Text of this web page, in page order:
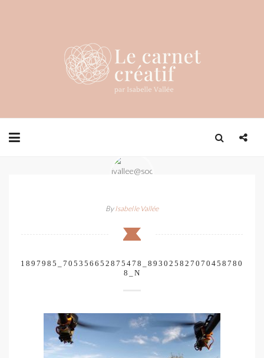
ByIsabelle Vallée
1897985_705356652875478_893025827070458780
8_N